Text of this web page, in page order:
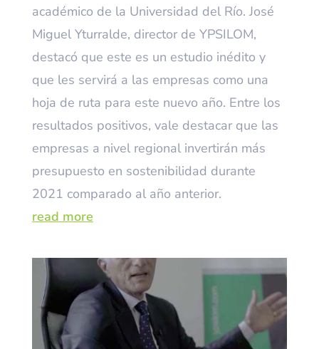
académico de la Universidad del Río. José
Miguel Yturralde, director de YPSILOM,
destacó que este es un estudio inédito y
que les servirá a las empresas como una
hoja de ruta para este nuevo año. Entre los
resultados positivos, vale destacar que las
empresas a nivel regional invertirán más
presupuesto en sostenibilidad durante
2021 comparado al año anterior.
read more